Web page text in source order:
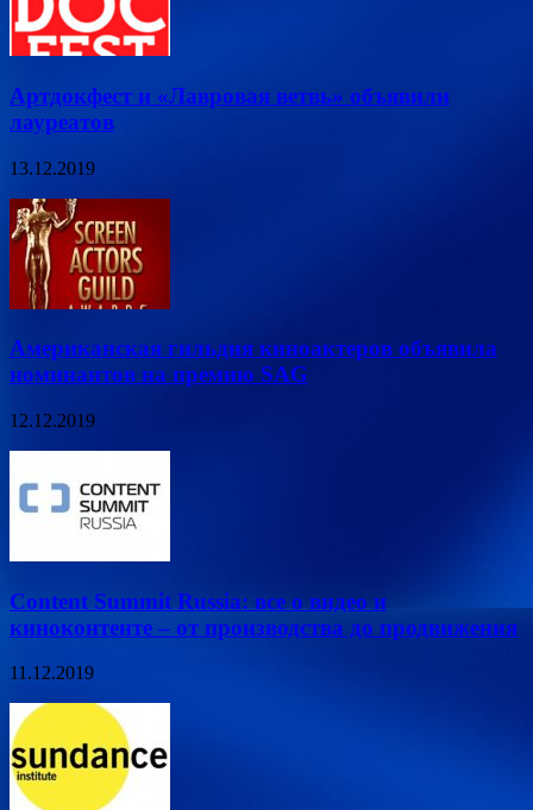
Артдокфест и «Лавровая ветвь» объявили
лауреатов
13.12.2019
Американская гильдия киноактеров объявила
номинантов на премию SAG
12.12.2019
Content Summit Russia: все о видео и
киноконтенте – от производства до продвижения
11.12.2019